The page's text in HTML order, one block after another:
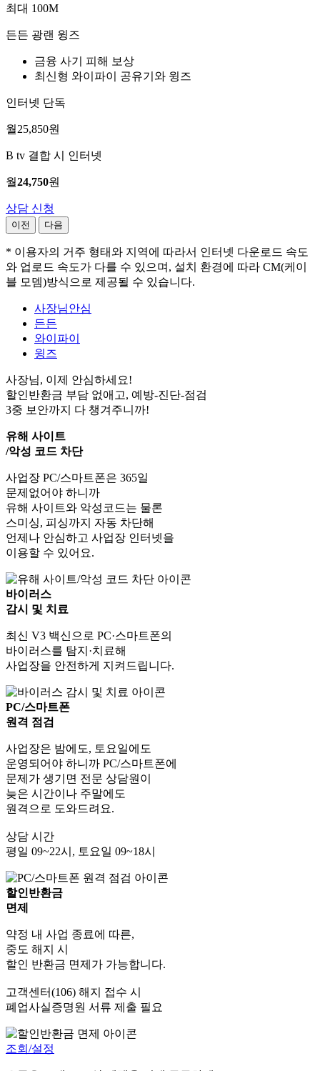
최대 100M
든든 광랜 윙즈
금융 사기 피해 보상
최신형 와이파이 공유기와 윙즈
인터넷 단독
월25,850원
B tv 결합 시 인터넷
월24,750원
상담 신청
이전 다음
* 이용자의 거주 형태와 지역에 따라서 인터넷 다운로드 속도
와 업로드 속도가 다를 수 있으며, 설치 환경에 따라 CM(케이
블 모뎀)방식으로 제공될 수 있습니다.
사장님안심
든든
와이파이
윙즈
사장님, 이제 안심하세요!
할인반환금 부담 없애고, 예방-진단-점검
3중 보안까지 다 챙겨주니까!
유해 사이트
/악성 코드 차단
사업장 PC/스마트폰은 365일
문제없어야 하니까
유해 사이트와 악성코드는 물론
스미싱, 피싱까지 자동 차단해
언제나 안심하고 사업장 인터넷을
이용할 수 있어요.
바이러스
감시 및 치료
최신 V3 백신으로 PC·스마트폰의
바이러스를 탐지·치료해
사업장을 안전하게 지켜드립니다.
PC/스마트폰
원격 점검
사업장은 밤에도, 토요일에도
운영되어야 하니까 PC/스마트폰에
문제가 생기면 전문 상담원이
늦은 시간이나 주말에도
원격으로 도와드려요.
상담 시간
평일 09~22시, 토요일 09~18시
할인반환금
면제
약정 내 사업 종료에 따른,
중도 해지 시
할인 반환금 면제가 가능합니다.
고객센터(106) 해지 접수 시
폐업사실증명원 서류 제출 필요
조회/설정